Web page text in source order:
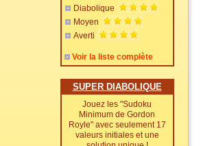
Diabolique
Moyen
Averti
Voir la liste complète
SUPER DIABOLIQUE
Jouez les "Sudoku
Minimum de Gordon
Royle" avec seulement 17
valeurs initiales et une